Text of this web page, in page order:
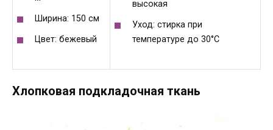
Ширина: 150 см
Цвет: бежевый
высокая
Уход: стирка при
температуре до 30°C
Хлопковая подкладочная ткань